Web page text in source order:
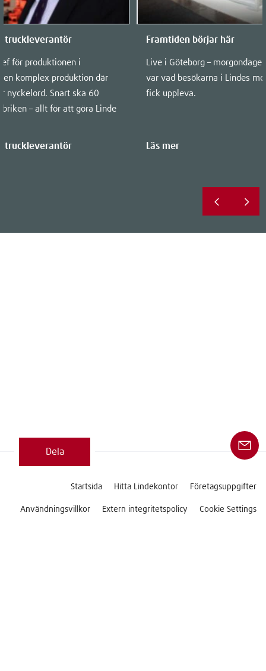
truckleverantör
för produktionen i
en komplex produktion där
nyckelord. Snart ska 60
– allt för att göra Linde
truckleverantör
Framtiden börjar här
Live i Göteborg –
var vad besökarna i Lindes
fick uppleva.
Läs mer
Dela
Startsida Hitta Lindekontor Företagsuppgifter
Användningsvillkor Extern integritetspolicy Cookie Settings